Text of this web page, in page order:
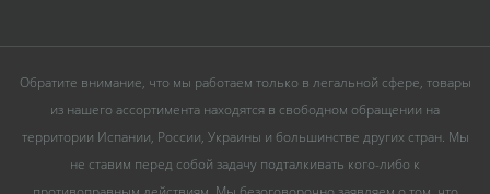
Обратите внимание, что мы работаем только в легальной сфере, товары
из нашего ассортимента находятся в свободном обращении на
территории Испании, России, Украины и большинстве других стран. Мы
не ставим перед собой задачу подталкивать кого-либо к